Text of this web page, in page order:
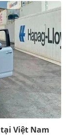
Việt Nam